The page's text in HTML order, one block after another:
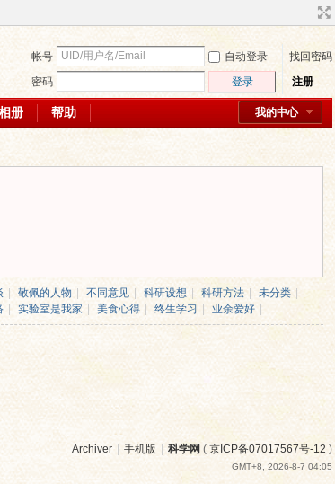
帐号 自动登录
找回密码
密码
登录 注册
我的中心
册 帮助
敬佩的人物 不同意见 科研设想 科研方法 未分类
| 实验室是我家 美食心得 | 终生学习 业余爱好
Archiver 手机版 科学网 ( 京ICP备07017567号-12 )
GMT+8, 2026-8-7 04:05